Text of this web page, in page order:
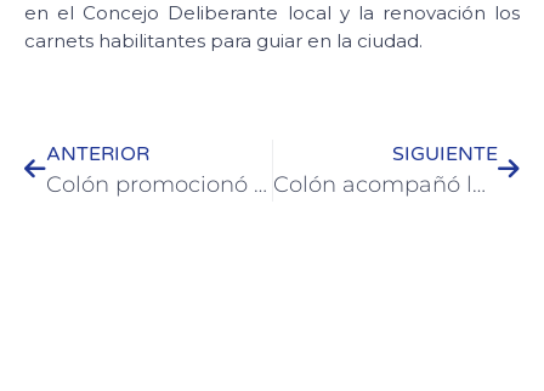
en el Concejo Deliberante local y la renovación los
carnets habilitantes para guiar en la ciudad.
ANTERIOR
Colón promocionó la temporada baja en la Fiesta Nacional de la Apicultura en Maciá
SIGUIENTE
Colón acompañó la conmemoración de Paysandú como Ciudad comprometida con la Paz